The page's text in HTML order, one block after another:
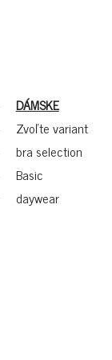
DÁMSKE
Zvoľte variant
bra selection
Basic
daywear